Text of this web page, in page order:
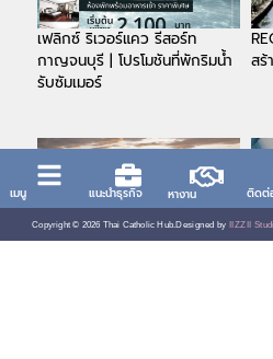
เฟลิกซ์ ริเวอร์แคว รีสอร์ท
กาญจนบุรี | โปรโมชันที่พักริมน้ำ
รับซัมเมอร์
สร้
เมนู แนะนำธุรกิจ หางาน ติดต่
Copyright © 2026 Thai Catholic Hub.Designed by IIZZII